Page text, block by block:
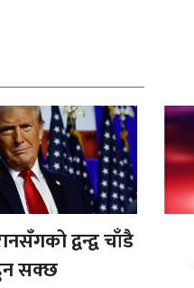
द्वन्द्व चाँडै
सक्छ